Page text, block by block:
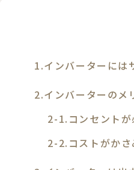
インバーターには
インバーターの
コンセント
コストがか